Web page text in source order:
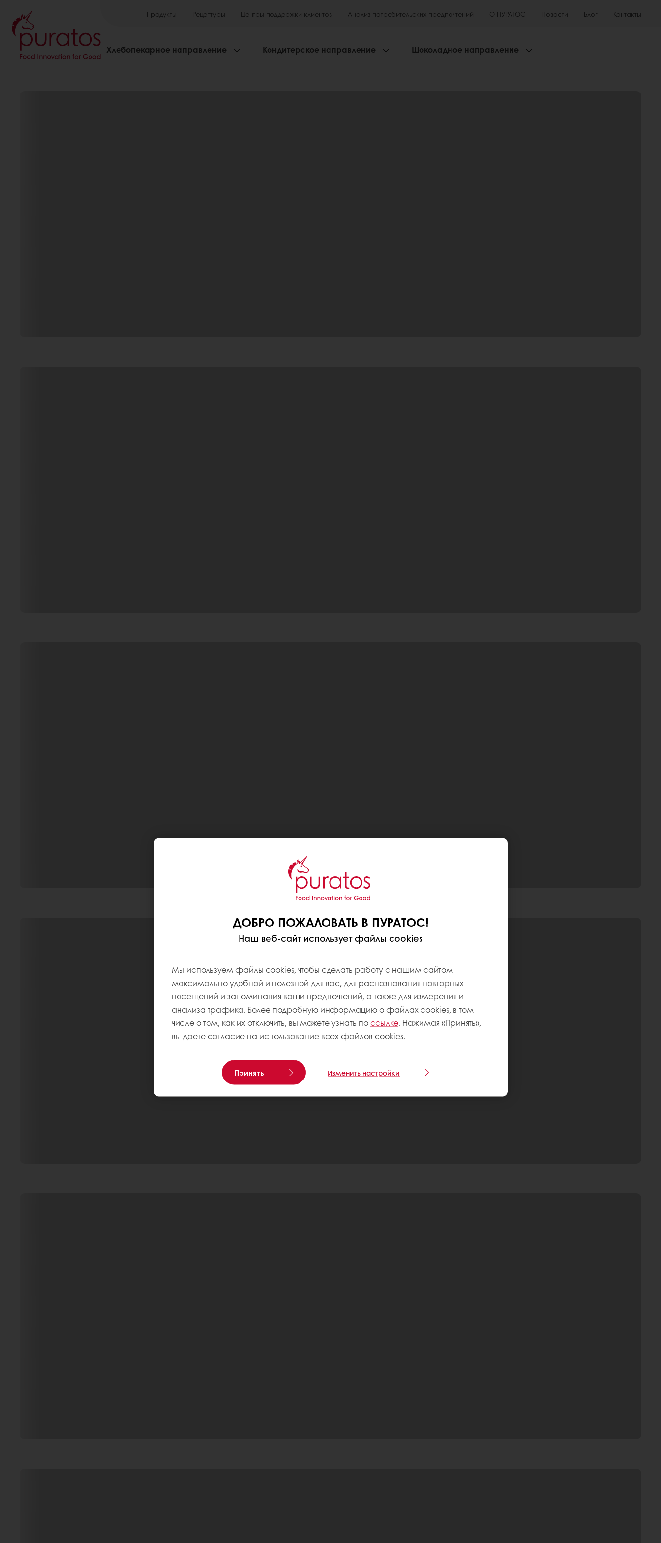
Продукты Рецептуры Центры поддержки клиентов Анализ потребительских предпочтений О ПУРАТОС Новости Блог Контакты
Хлебопекарное направление Кондитерское направление Шоколадное направление
ДОБРО ПОЖАЛОВАТЬ В ПУРАТОС!
Наш веб-сайт использует файлы cookies
Мы используем файлы cookies, чтобы сделать работу с нашим сайтом
максимально удобной и полезной для вас, для распознавания повторных
посещений и запоминания ваши предпочтений, а также для измерения и
анализа трафика. Более подробную информацию о файлах cookies, в том
числе о том, как их отключить, вы можете узнать поссылке. Нажимая «Принять»,
вы даете согласие на использование всех файлов cookies.
Принять Изменить настройки